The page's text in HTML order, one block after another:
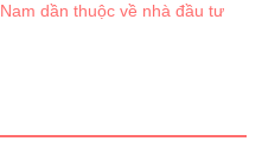
dần thuộc về nhà đầu tư